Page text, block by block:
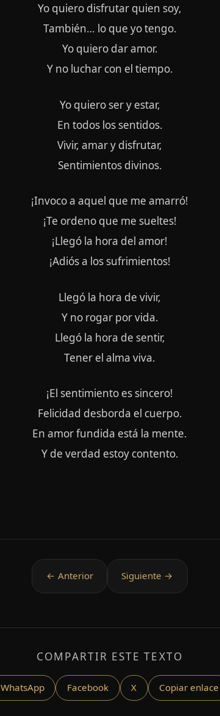
Yo quiero disfrutar quien soy,
También… lo que yo tengo.
Yo quiero dar amor.
Y no luchar con el tiempo.
Yo quiero ser y estar,
En todos los sentidos.
Vivir, amar y disfrutar,
Sentimientos divinos.
¡Invoco a aquel que me amarró!
¡Te ordeno que me sueltes!
¡Llegó la hora del amor!
¡Adiós a los sufrimientos!
Llegó la hora de vivir,
Y no rogar por vida.
Llegó la hora de sentir,
Tener el alma viva.
¡El sentimiento es sincero!
Felicidad desborda el cuerpo.
En amor fundida está la mente.
Y de verdad estoy contento.
COMPARTIR ESTE TEXTO
WhatsApp Facebook X Copiar enlace